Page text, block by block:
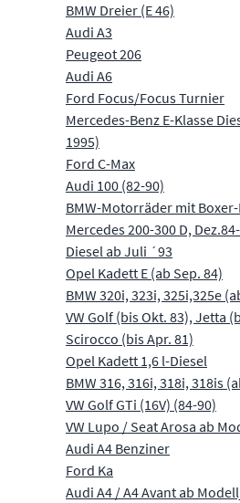
BMW Dreier (E 46)
Audi A3
Peugeot 206
Audi A6
Ford Focus/Focus Turnier
Mercedes-Benz E-Klasse
1995)
Ford C-Max
Audi 100 (82-90)
BMW-Motorräder mit
Mercedes 200-300 D,
Diesel ab Juli ´93
Opel Kadett E (ab Sep. 84)
BMW 320i, 323i, 325i,325e
VW Golf (bis Okt. 83), Jetta
Scirocco (bis Apr. 81)
Opel Kadett 1,6 l-Diesel
BMW 316, 316i, 318i, 318is
VW Golf GTi (16V) (84-90)
VW Lupo / Seat Arosa ab
Audi A4 Benziner
Ford Ka
Audi A4 / A4 Avant ab